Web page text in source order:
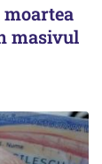
masivul